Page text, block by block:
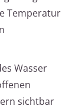
Temperatur
Wasser
sichtbar